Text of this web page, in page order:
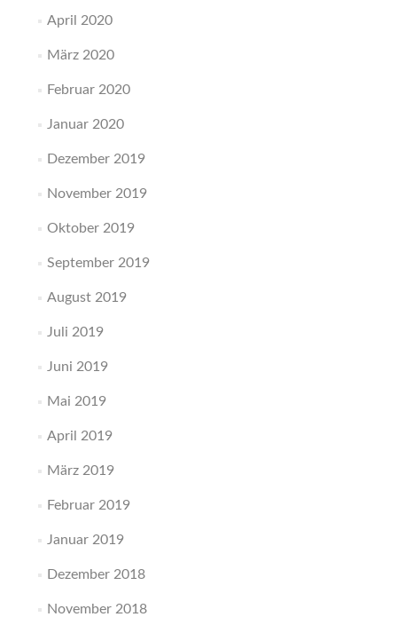
April 2020
März 2020
Februar 2020
Januar 2020
Dezember 2019
November 2019
Oktober 2019
September 2019
August 2019
Juli 2019
Juni 2019
Mai 2019
April 2019
März 2019
Februar 2019
Januar 2019
Dezember 2018
November 2018